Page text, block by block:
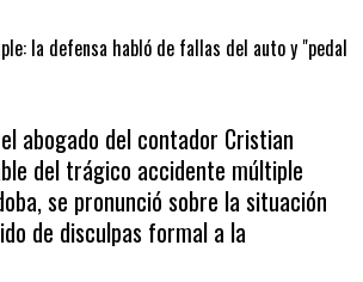
la defensa habló de fallas del auto y "pedal
abogado del contador Cristian
del trágico accidente múltiple
se pronunció sobre la situación
de disculpas formal a la